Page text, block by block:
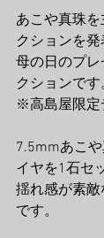
あこや真珠
クションを発
母の日のプ
クションです
※高島屋限定
7.5mmあこ
イヤを1石セ
揺れ感が素
です。